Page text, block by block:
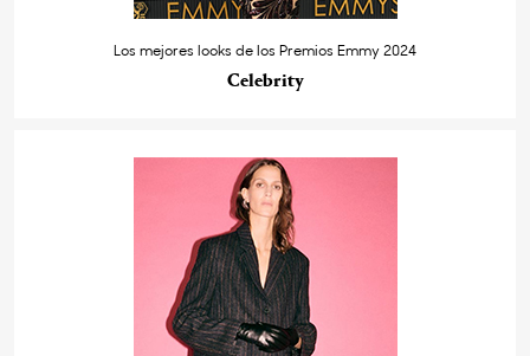
Los mejores looks de los Premios Emmy 2024
Celebrity